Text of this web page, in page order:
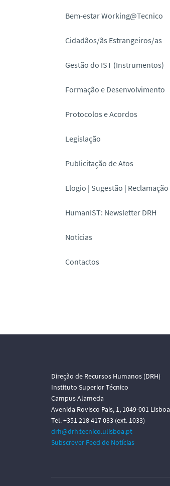
Bem-estar Working@Tecnico
Cidadãos/ãs Estrangeiros/as
Gestão do IST (Instrumentos)
Formação e Desenvolvimento
Protocolos e Acordos
Legislação
Publicitação de Atos
Elogio | Sugestão | Reclamação
HumanIST: Newsletter DRH
Notícias
Contactos
Direção de Recursos Humanos (DRH)
Instituto Superior Técnico
Campus Alameda
Avenida Rovisco Pais, 1, 1049-001 Lisboa
Tel. +351 218 417 033 (ext. 1033)
drh@drh.tecnico.ulisboa.pt
Subscrever Feed de Notícias